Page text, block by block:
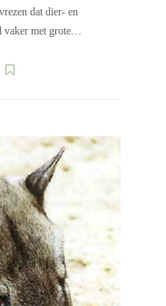
dat dier- en
vaker met grote…